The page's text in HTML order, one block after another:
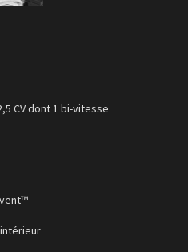
CV dont 1 bi-vitesse